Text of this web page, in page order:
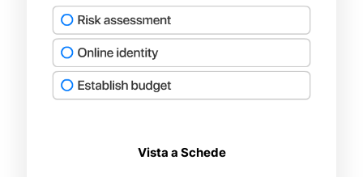
Vista a Schede